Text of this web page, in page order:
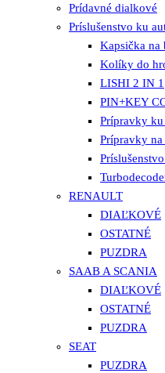
Prídavné dialkové
Príslušenstvo ku
Kapsička na
Kolíky do
LISHI 2 IN 1
PIN+KEY
Prípravky
Prípravky na
RENAULT
DIAĽKOVÉ
OSTATNÉ
PUZDRA
SAAB A SCANIA
DIAĽKOVÉ
OSTATNÉ
PUZDRA
SEAT
PUZDRA